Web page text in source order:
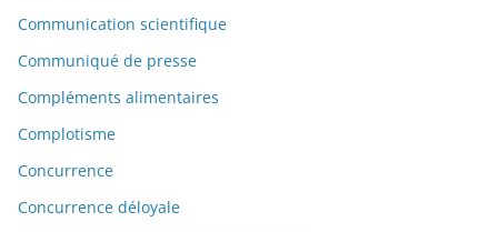
Communication scientifique
Communiqué de presse
Compléments alimentaires
Complotisme
Concurrence
Concurrence déloyale